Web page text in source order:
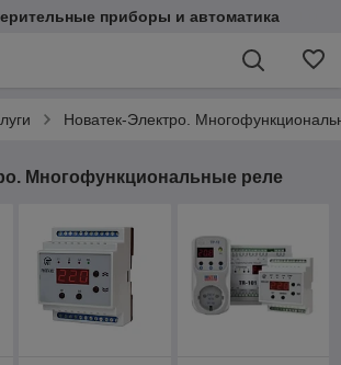
приборы и автоматика
Новатек-Электро.
Многофункциональные реле